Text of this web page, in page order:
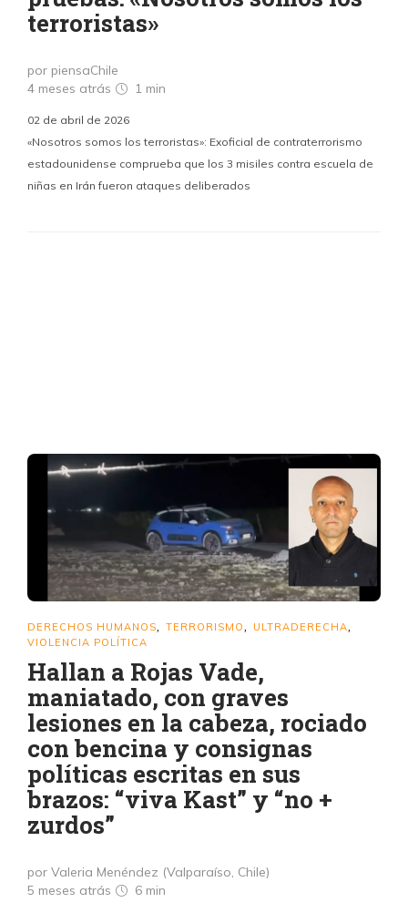
terroristas»
por piensaChile
4 meses atrás
1 min
02 de abril de 2026
«Nosotros somos los terroristas»: Exoficial de contraterrorismo
estadounidense comprueba que los 3 misiles contra escuela de
niñas en Irán fueron ataques deliberados
DERECHOS HUMANOS TERRORISMO ULTRADERECHA
VIOLENCIA POLÍTICA
Hallan a Rojas Vade,
maniatado, con graves
lesiones en la cabeza, rociado
con bencina y consignas
políticas escritas en sus
brazos: “viva Kast” y “no +
zurdos”
por Valeria Menéndez (Valparaíso, Chile)
5 meses atrás
6 min